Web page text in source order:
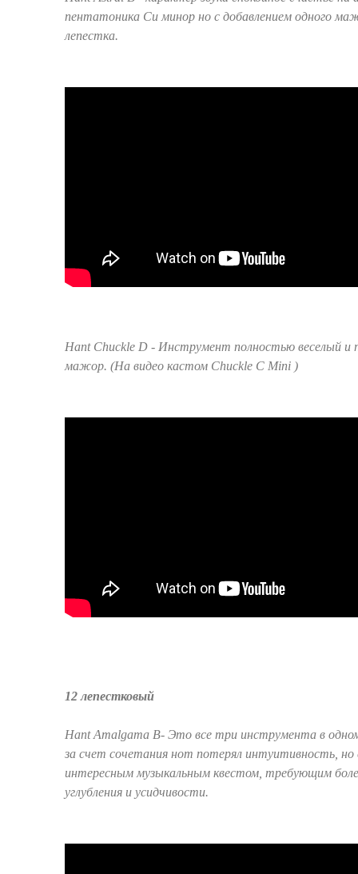
пентатоника Си минор но с добавлением одного
лепестка.
Hant Chuckle D- Инструмент полностью веселый и
мажор. (На видео кастом Chuckle C Mini )
12 лепестковый
Hant Amalgama B- Это все три инструмента в
за счет сочетания нот потерял интуитивность, но
интересным музыкальным квестом, требующим
углубления и усидчивости.